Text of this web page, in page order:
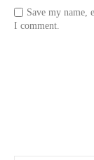
Save my name,
I comment.